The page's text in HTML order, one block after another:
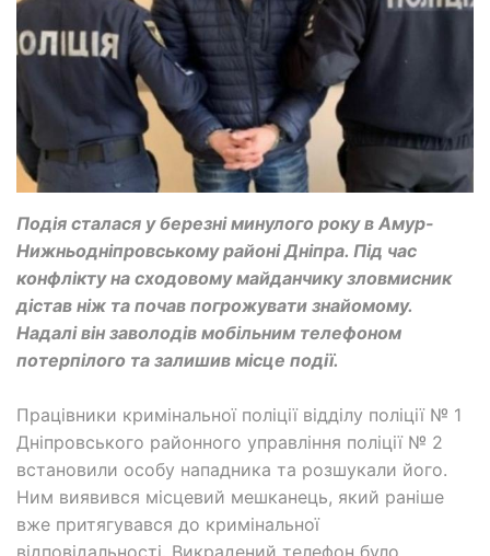
Подія сталася у березні минулого року в Амур-
Нижньодніпровському районі Дніпра. Під час
конфлікту на сходовому майданчику зловмисник
дістав ніж та почав погрожувати знайомому.
Надалі він заволодів мобільним телефоном
потерпілого та залишив місце події.
Працівники кримінальної поліції відділу поліції № 1
Дніпровського районного управління поліції № 2
встановили особу нападника та розшукали його.
Ним виявився місцевий мешканець, який раніше
вже притягувався до кримінальної